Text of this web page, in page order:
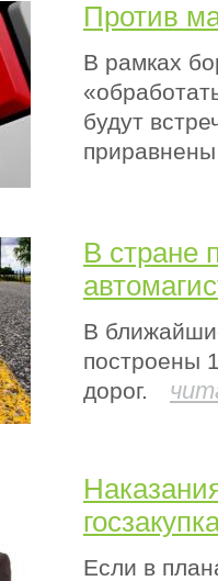
Против
В рамках
будут
В стране
В
построены
дорог.
Если в